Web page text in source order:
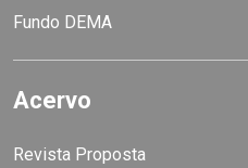
Fundo DEMA
Acervo
Revista Proposta